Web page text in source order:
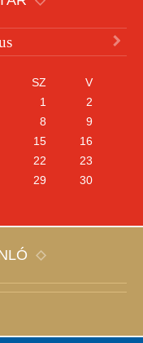
SZ
V
1
2
8
9
15
16
22
23
29
30